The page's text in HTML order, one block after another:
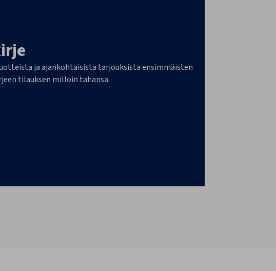
ja ajankohtaisista tarjouksista ensimmäisten
tilauksen milloin tahansa.